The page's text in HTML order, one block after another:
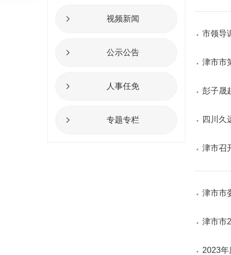
视频新闻
公示公告
人事任免
专题专栏
市领导
津市市
彭子晟
四川久
津市召
津市市
津市市
2023